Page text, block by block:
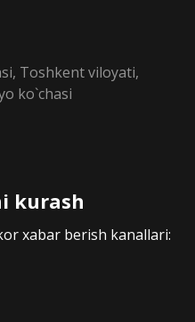
Toshkent viloyati,
ko`chasi
kurash
xabar berish kanallari: